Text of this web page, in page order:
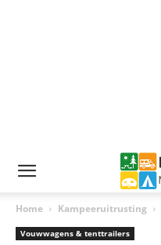
Home Kampeeruitrusting
Vouwwagens & tenttrailers